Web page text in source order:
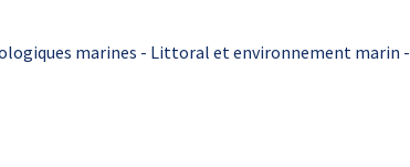
marines - Littoral et environnement marin -